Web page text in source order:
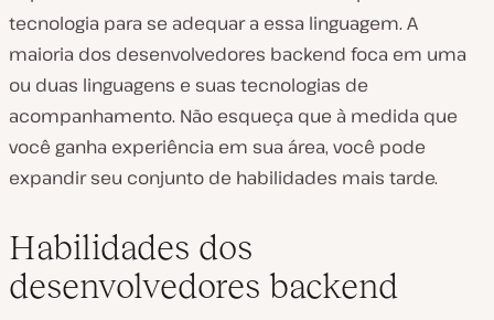
tecnologia para se adequar a essa linguagem. A
maioria dos desenvolvedores backend foca em uma
ou duas linguagens e suas tecnologias de
acompanhamento. Não esqueça que à medida que
você ganha experiência em sua área, você pode
expandir seu conjunto de habilidades mais tarde.
Habilidades dos
desenvolvedores backend